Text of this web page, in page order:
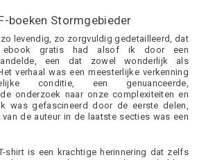
boeken Stormgebieder
levendig, zo zorgvuldig gedetailleerd, dat
gratis had alsof ik door een
een dat zowel wonderlijk als
verhaal was een meesterlijke verkenning
conditie, een genuanceerde,
onderzoek naar onze complexiteiten en
was gefascineerd door de eerste delen,
de auteur in de laatste secties was een
shirt is een krachtige herinnering dat zelfs